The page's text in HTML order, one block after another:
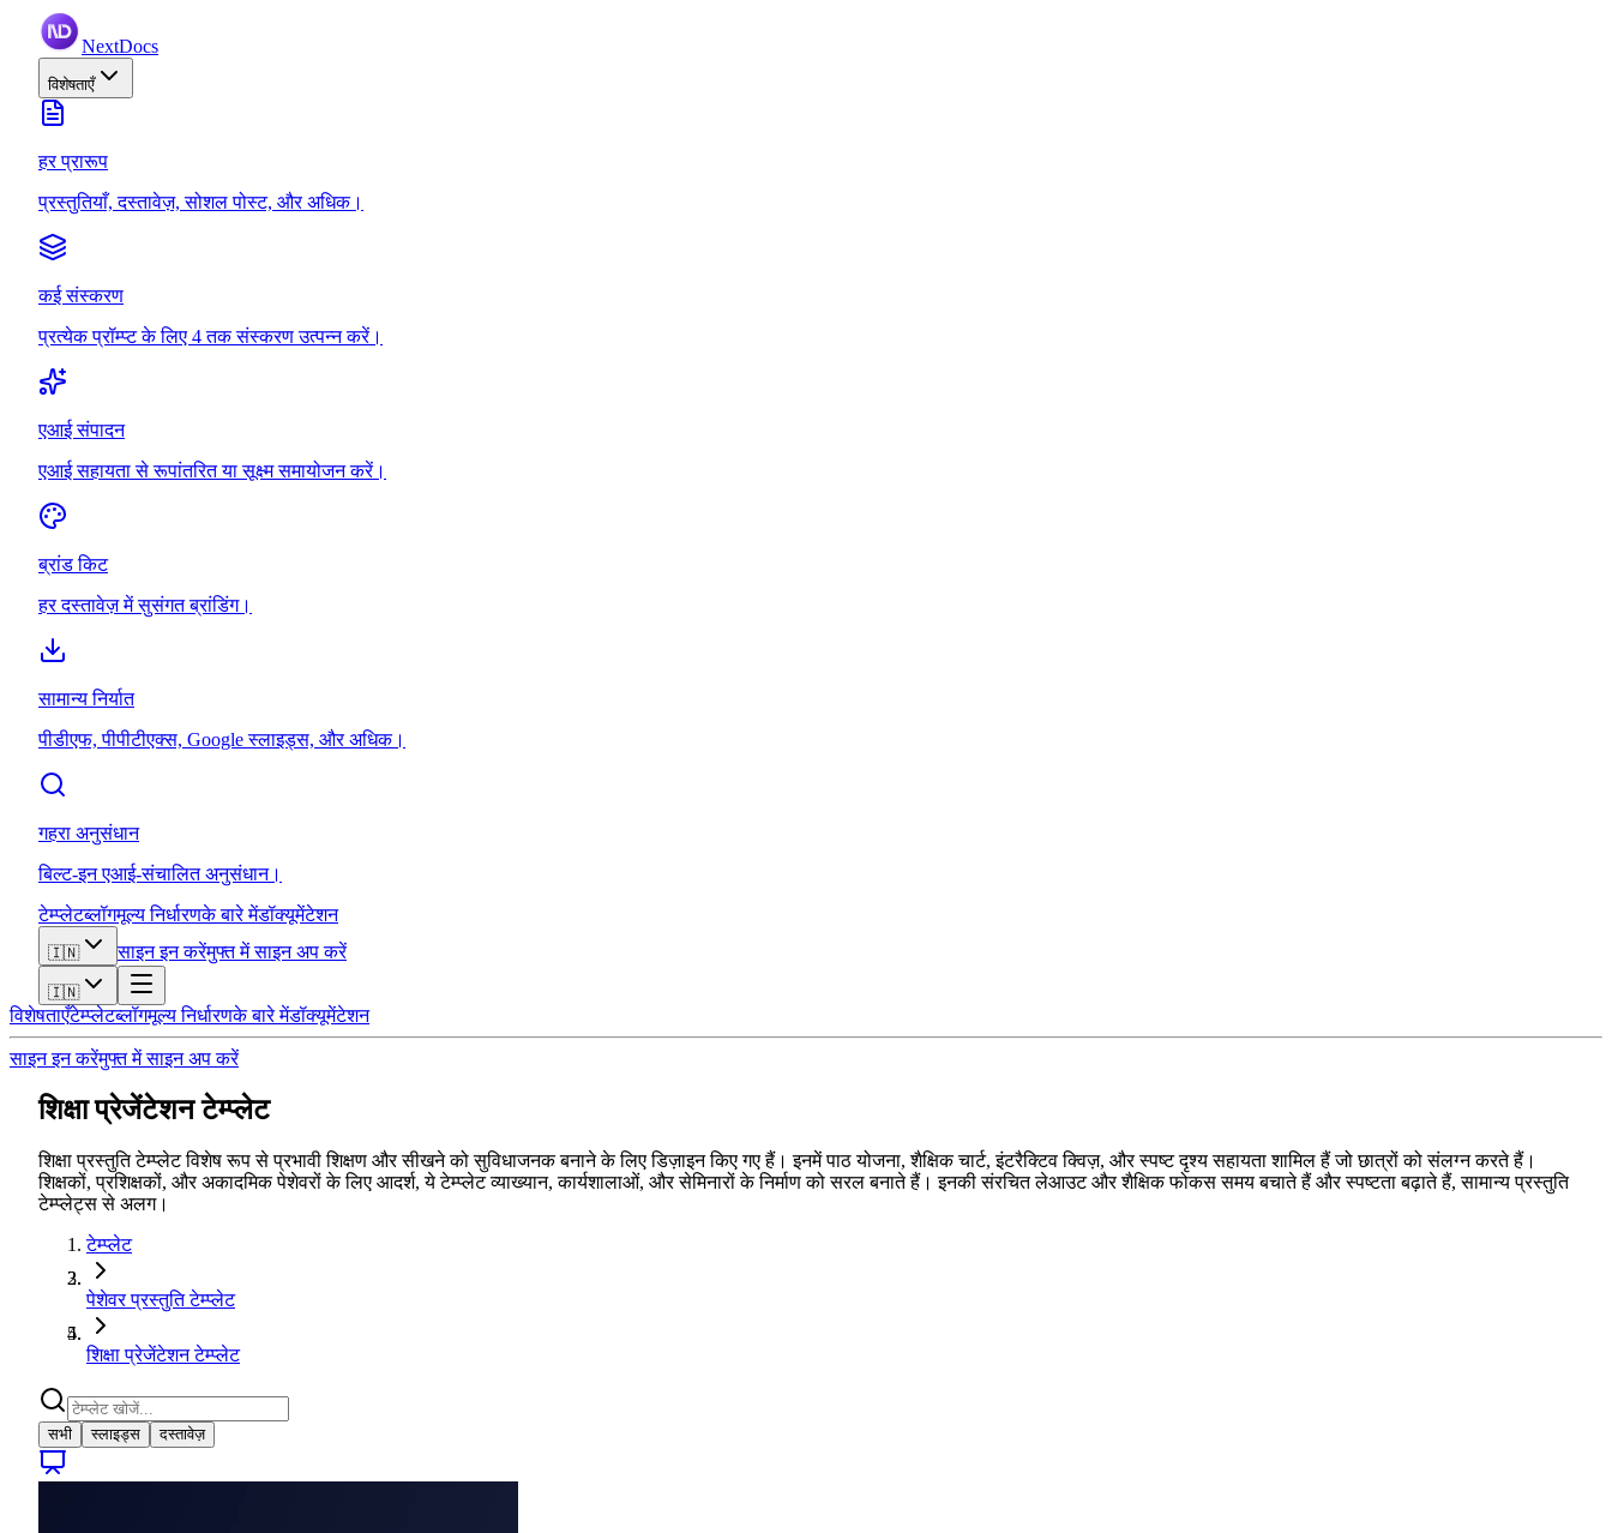
NextDocs
विशेषताएँ
हर प्रारूप
प्रस्तुतियाँ, दस्तावेज़, सोशल पोस्ट, और अधिक।
कई संस्करण
प्रत्येक प्रॉम्प्ट के लिए 4 तक संस्करण उत्पन्न करें।
एआई संपादन
एआई सहायता से रूपांतरित या सूक्ष्म समायोजन करें।
ब्रांड किट
हर दस्तावेज़ में सुसंगत ब्रांडिंग।
सामान्य निर्यात
पीडीएफ, पीपीटीएक्स, Google स्लाइड्स, और अधिक।
गहरा अनुसंधान
बिल्ट-इन एआई-संचालित अनुसंधान।
टेम्प्लेटब्लॉगमूल्य निर्धारणके बारे मेंडॉक्यूमेंटेशन
🇮🇳 साइन इन करेंमुफ्त में साइन अप करें
🇮🇳
विशेषताएँटेम्प्लेटब्लॉगमूल्य निर्धारणके बारे मेंडॉक्यूमेंटेशन
साइन इन करेंमुफ्त में साइन अप करें
शिक्षा प्रेजेंटेशन टेम्प्लेट
शिक्षा प्रस्तुति टेम्प्लेट विशेष रूप से प्रभावी शिक्षण और सीखने को सुविधाजनक बनाने के लिए डिज़ाइन किए गए हैं। इनमें पाठ योजना, शैक्षिक चार्ट, इंटरैक्टिव क्विज़, और स्पष्ट दृश्य सहायता शामिल हैं जो छात्रों को संलग्न करते हैं।
शिक्षकों, प्रशिक्षकों, और अकादमिक पेशेवरों के लिए आदर्श, ये टेम्प्लेट व्याख्यान, कार्यशालाओं, और सेमिनारों के निर्माण को सरल बनाते हैं। इनकी संरचित लेआउट और शैक्षिक फोकस समय बचाते हैं और स्पष्टता बढ़ाते हैं, सामान्य प्रस्तुति
टेम्प्लेट्स से अलग।
टेम्प्लेट
पेशेवर प्रस्तुति टेम्प्लेट
शिक्षा प्रेजेंटेशन टेम्प्लेट
सभी स्लाइड्स दस्तावेज़